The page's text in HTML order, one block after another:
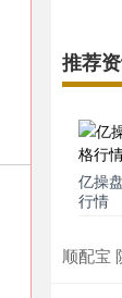
推荐
亿操
行情
顺配宝